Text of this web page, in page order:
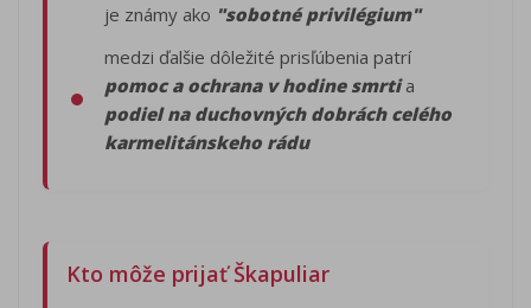
je známy ako "sobotné privilégium"
medzi ďalšie dôležité prisľúbenia patrí
pomoc a ochrana v hodine smrtia
podiel na duchovných dobrách celého
karmelitánskeho rádu
Kto môže prijať Škapuliar